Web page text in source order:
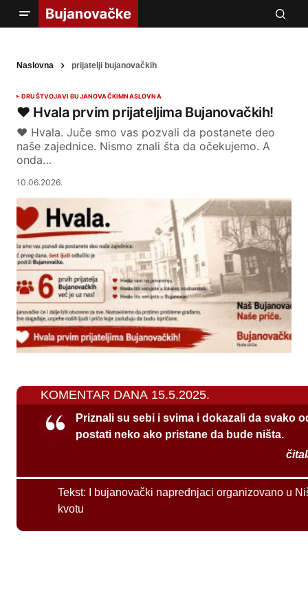
Naslovna prijatelji bujanovačkih
DRUŠTVOJAVI BUJANOVAČKIMNASLOVNA
❤️ Hvala prvim prijateljima Bujanovačkih!
❤️ Hvala. Juče smo vas pozvali da postanete deo
naše zajednice. Nismo znali šta da očekujemo. A
onda…
10.06.2026.
KOMENTAR DANA 15.5.2025.
Priznali su sebi i svima i dokazali da svako
postati neko ako pristane da bude ništa.
Tekst:
I bujanovački naprednjaci organizovano u
kvotu